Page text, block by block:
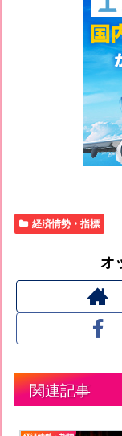
経済情勢・指標
オ
関連記事